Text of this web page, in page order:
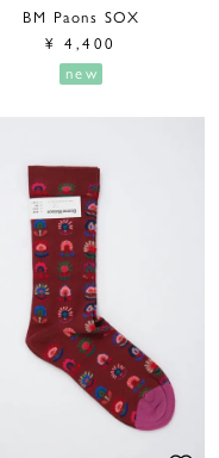
BM Paons SOX
¥ 4,400
new